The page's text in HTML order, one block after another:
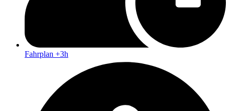
Fahrplan +3h